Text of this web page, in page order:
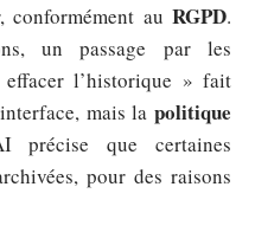
au RGPD.
un passage par les
effacer l’historique » fait
mais la politique
précise que certaines
pour des raisons